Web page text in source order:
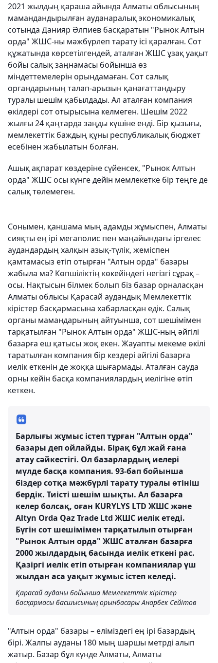
2021 жылдың қараша айында Алматы облысының
маман­дандырылған ауданаралық экономикалық
сотында Данияр Әлпиев басқаратын "Рынок Алтын
орда" ЖШС-ны мәжбүрлеп тарату ісі қаралған. Сот
құжатында көрсетілгендей, аталған ЖШС ұзақ уақыт
бойы салық заңнамасы бойынша өз
міндеттемелерін орындамаған. Сот салық
органдарының талап-арызын қанағаттандыру
туралы шешім қабылдады. Ал аталған компания
өкілдері сот отырысына келмеген. Шешім 2022
жылғы 24 қаңтарда заңды күшіне енді. Бір қызығы,
мемлекеттік баждың құны республикалық бюджет
есебінен жабылатын болған.
Ашық ақпарат көздеріне сүйенсек, "Рынок Алтын
орда" ЖШС осы күнге дейін мемлекетке бір теңге де
салық төлемеген.
Сонымен, қаншама мың адамды жұ­мыспен, Алматы
сияқты ең ірі мегаполис пен маңайындағы іргелес
аудандардың халқын азық-түлік, жеміспен
қамтамасыз етіп отырған "Алтын орда" базары
жабыла ма? Көпшіліктің көкейіндегі негізгі сұрақ –
осы. Нақтысын білмек болып біз базар орналасқан
Алматы облысы Қарасай аудандық Мемлекеттік
кірістер басқар­масы­на хабарласқан едік. Салық
органы мамандарының айтуынша, сот шешімімен
тарқатылған "Рынок Алтын орда" ЖШС-ның әйгілі
базарға еш қатысы жоқ екен. Жауапты мекеме өкілі
таратылған компания бір кездері әйгілі базарға
иелік еткенін де жоққа шығармады. Аталған сауда
орны кейін басқа компаниялардың иелігіне өтіп
кеткен.
Барлығы жұмыс істеп тұрған "Алтын орда"
базары деп ойлайды. Бірақ бұл жай ғана
атау сәйкестігі. Ол базарлардың иелері
мүлде басқа компания. 93-бап бойынша
біздер сотқа мәжбүрлі тарату туралы өтініш
бердік. Тиісті шешім шықты. Ал базарға
келер болсақ, оған KURYLYS LTD ЖШС және
Altyn Orda Qaz Trade Ltd ЖШС иелік етеді.
Бүгін сот шешімімен тарқатылып отырған
"Рынок Алтын орда" ЖШС аталған базарға
2000 жылдардың басында иелік еткені рас.
Қазіргі иелік етіп отырған компаниялар үш
жылдан аса уақыт жұмыс істеп келеді.
Қарасай ауданы бойынша Мемлекеттік кірістер
басқармасы басшысының орынбасары Анарбек Сейітов
"Алтын орда" базары – еліміздегі ең ірі базардың
бірі. Жалпы ауданы 180 мың шаршы метрді алып
жатыр. Базар бұл күнде Алматы, Алматы